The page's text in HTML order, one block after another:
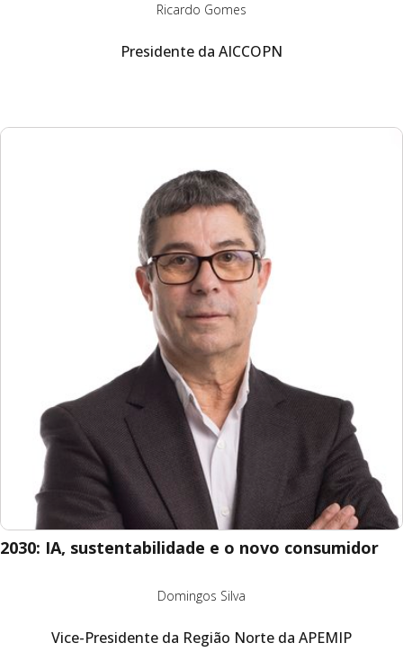
Ricardo Gomes
Presidente da AICCOPN
2030: IA, sustentabilidade e o novo consumidor
Domingos Silva
Vice-Presidente da Região Norte da APEMIP